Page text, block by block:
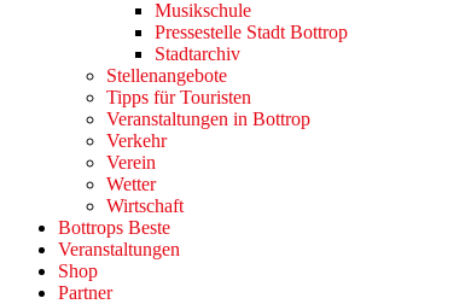
Musikschule
Pressestelle Stadt Bottrop
Stadtarchiv
Stellenangebote
Tipps für Touristen
Veranstaltungen in Bottrop
Verkehr
Verein
Wetter
Wirtschaft
Bottrops Beste
Veranstaltungen
Shop
Partner